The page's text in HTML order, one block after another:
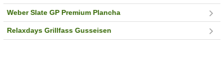
Weber Slate GP Premium Plancha
Relaxdays Grillfass Gusseisen